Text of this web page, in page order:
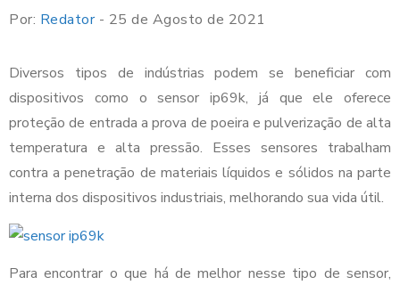
Por: Redator- 25 de Agosto de 2021
Diversos tipos de indústrias podem se beneficiar com
dispositivos como o sensor ip69k, já que ele oferece
proteção de entrada a prova de poeira e pulverização de alta
temperatura e alta pressão. Esses sensores trabalham
contra a penetração de materiais líquidos e sólidos na parte
interna dos dispositivos industriais, melhorando sua vida útil.
Para encontrar o que há de melhor nesse tipo de sensor,